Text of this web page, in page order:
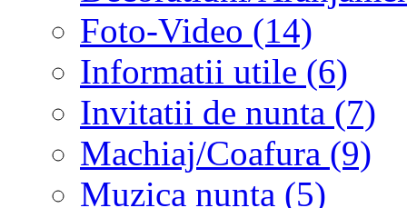
Foto-Video (14)
Informatii utile (6)
Invitatii de nunta (7)
Machiaj/Coafura (9)
Muzica nunta (5)